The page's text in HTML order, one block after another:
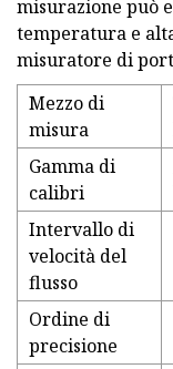
misurazione può
temperatura e
misuratore di
Mezzo di
misura
Gamma di
calibri
Intervallo di
velocità del
flusso
Ordine di
precisione